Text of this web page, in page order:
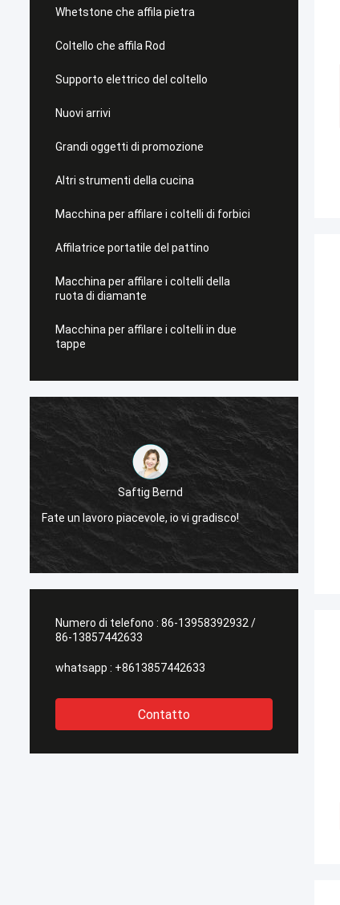
Whetstone che affila pietra
Coltello che affila Rod
Supporto elettrico del coltello
Nuovi arrivi
Grandi oggetti di promozione
Altri strumenti della cucina
Macchina per affilare i coltelli di forbici
Affilatrice portatile del pattino
Macchina per affilare i coltelli della
ruota di diamante
Macchina per affilare i coltelli in due
tappe
Scilla di Chris
Ora, soltanto Norton, nessun bisogno
l'altro fornitore!
Numero di telefono : 86-13958392932 /
86-13857442633
whatsapp : +8613857442633
Contatto